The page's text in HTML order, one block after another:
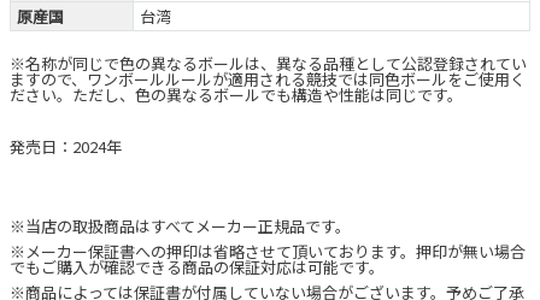
原産国
台湾
※名称が同じで色の異なるボールは、異なる品種として公認登録されてい
ますので、ワンボールルールが適用される競技では同色ボールをご使用く
ださい。ただし、色の異なるボールでも構造や性能は同じです。
発売日：2024年
※当店の取扱商品はすべてメーカー正規品です。
※メーカー保証書への押印は省略させて頂いております。押印が無い場合
でもご購入が確認できる商品の保証対応は可能です。
※商品によっては保証書が付属していない場合がございます。予めご了承